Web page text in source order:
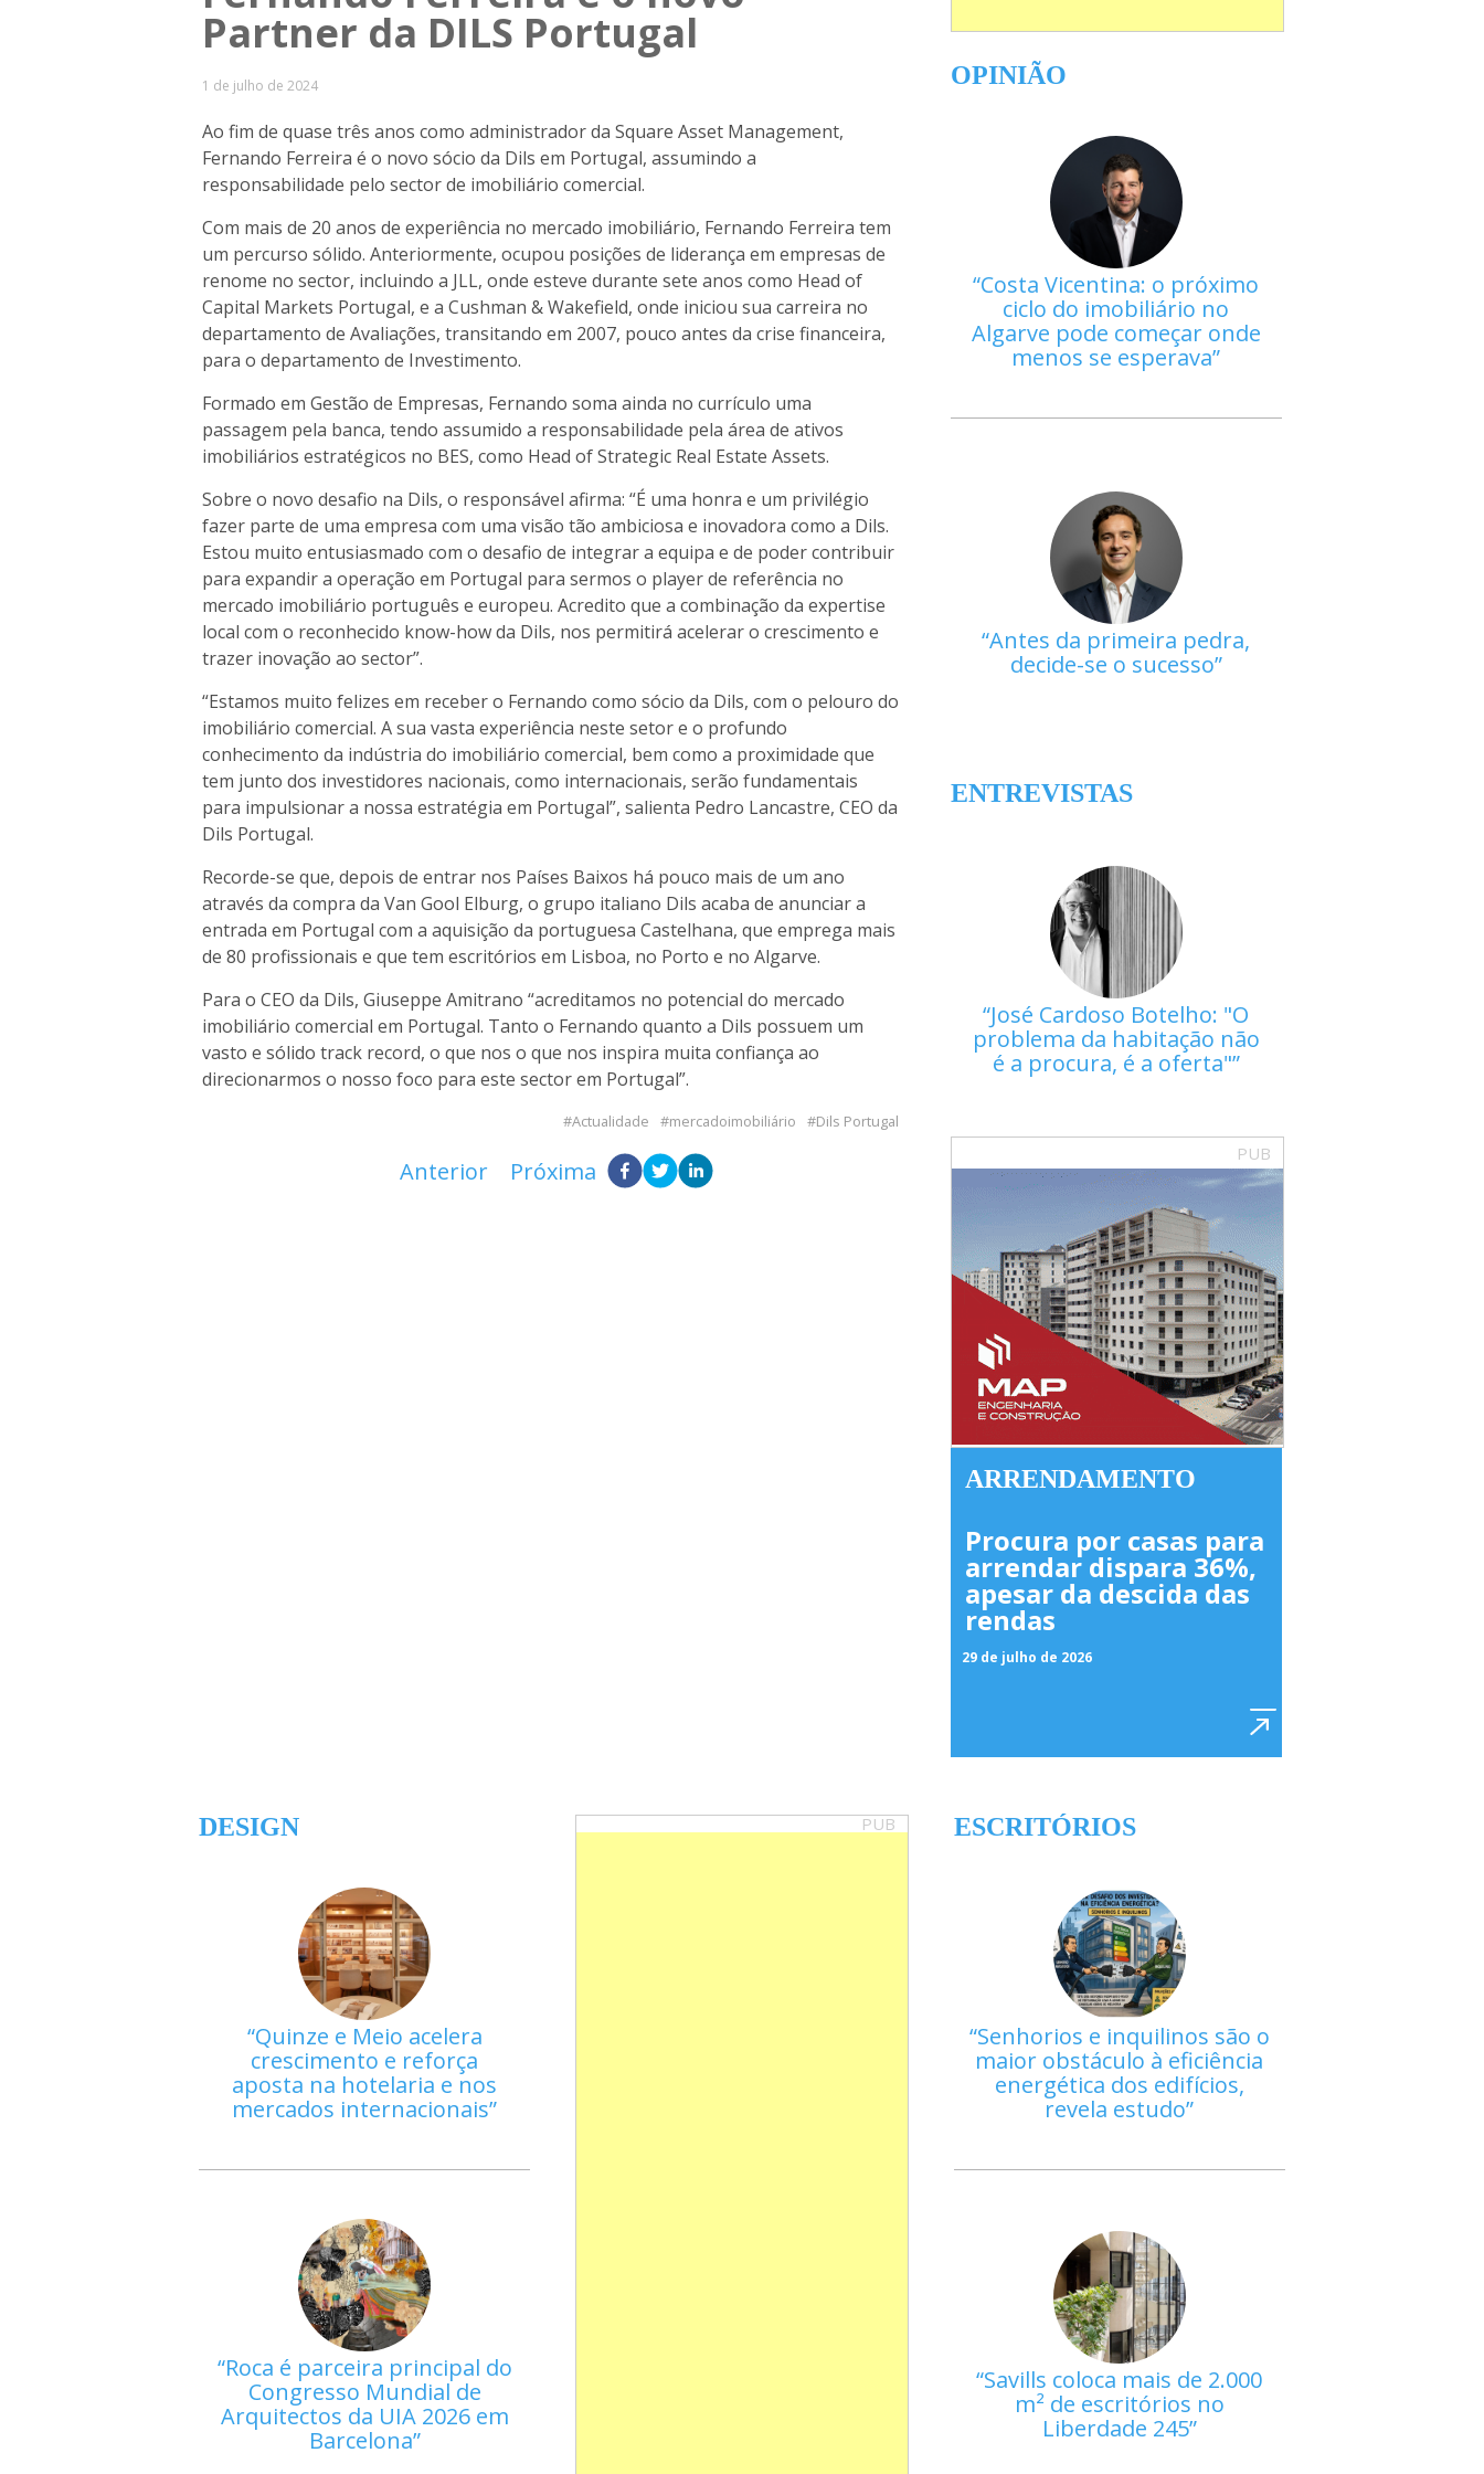
Partner da DILS Portugal
1 de julho de 2024
Ao fim de quase três anos como administrador da Square Asset Management,
Fernando Ferreira é o novo sócio da Dils em Portugal, assumindo a
responsabilidade pelo sector de imobiliário comercial.
Com mais de 20 anos de experiência no mercado imobiliário, Fernando Ferreira tem
um percurso sólido. Anteriormente, ocupou posições de liderança em empresas de
renome no sector, incluindo a JLL, onde esteve durante sete anos como Head of
Capital Markets Portugal, e a Cushman & Wakefield, onde iniciou sua carreira no
departamento de Avaliações, transitando em 2007, pouco antes da crise financeira,
para o departamento de Investimento.
Formado em Gestão de Empresas, Fernando soma ainda no currículo uma
passagem pela banca, tendo assumido a responsabilidade pela área de ativos
imobiliários estratégicos no BES, como Head of Strategic Real Estate Assets.
Sobre o novo desafio na Dils, o responsável afirma: “É uma honra e um privilégio
fazer parte de uma empresa com uma visão tão ambiciosa e inovadora como a Dils.
Estou muito entusiasmado com o desafio de integrar a equipa e de poder contribuir
para expandir a operação em Portugal para sermos o player de referência no
mercado imobiliário português e europeu. Acredito que a combinação da expertise
local com o reconhecido know-how da Dils, nos permitirá acelerar o crescimento e
trazer inovação ao sector”.
“Estamos muito felizes em receber o Fernando como sócio da Dils, com o pelouro do
imobiliário comercial. A sua vasta experiência neste setor e o profundo
conhecimento da indústria do imobiliário comercial, bem como a proximidade que
tem junto dos investidores nacionais, como internacionais, serão fundamentais
para impulsionar a nossa estratégia em Portugal”, salienta Pedro Lancastre, CEO da
Dils Portugal.
Recorde-se que, depois de entrar nos Países Baixos há pouco mais de um ano
através da compra da Van Gool Elburg, o grupo italiano Dils acaba de anunciar a
entrada em Portugal com a aquisição da portuguesa Castelhana, que emprega mais
de 80 profissionais e que tem escritórios em Lisboa, no Porto e no Algarve.
Para o CEO da Dils, Giuseppe Amitrano “acreditamos no potencial do mercado
imobiliário comercial em Portugal. Tanto o Fernando quanto a Dils possuem um
vasto e sólido track record, o que nos o que nos inspira muita confiança ao
direcionarmos o nosso foco para este sector em Portugal”.
Actualidade mercadoimobiliário Dils Portugal
Anterior Próxima
OPINIÃO
Costa Vicentina: o próximo
ciclo do imobiliário no
Algarve pode começar onde
menos se esperava
Antes da primeira pedra,
decide-se o sucesso
ENTREVISTAS
José Cardoso Botelho: "O
problema da habitação não
é a procura, é a oferta"
PUB
ARRENDAMENTO
Procura por casas para
arrendar dispara 36%,
apesar da descida das
rendas
29 de julho de 2026
DESIGN
Quinze e Meio acelera
crescimento e reforça
aposta na hotelaria e nos
mercados internacionais
Roca é parceira principal do
Congresso Mundial de
Arquitectos da UIA 2026 em
Barcelona
PUB ESCRITÓRIOS
Senhorios e inquilinos são o
maior obstáculo à eficiência
energética dos edifícios,
revela estudo
Savills coloca mais de 2.000
m² de escritórios no
Liberdade 245